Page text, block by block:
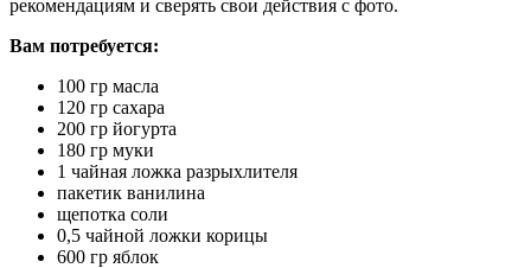
рекомендациям и сверять свои действия с фото.
Вам потребуется:
100 гр масла
120 гр сахара
200 гр йогурта
180 гр муки
1 чайная ложка разрыхлителя
пакетик ванилина
щепотка соли
0,5 чайной ложки корицы
600 гр яблок